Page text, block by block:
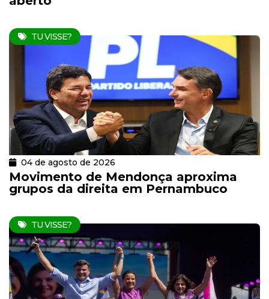
TU VISSE?
04 de agosto de 2026
Movimento de Mendonça aproxima
grupos da direita em Pernambuco
TU VISSE?